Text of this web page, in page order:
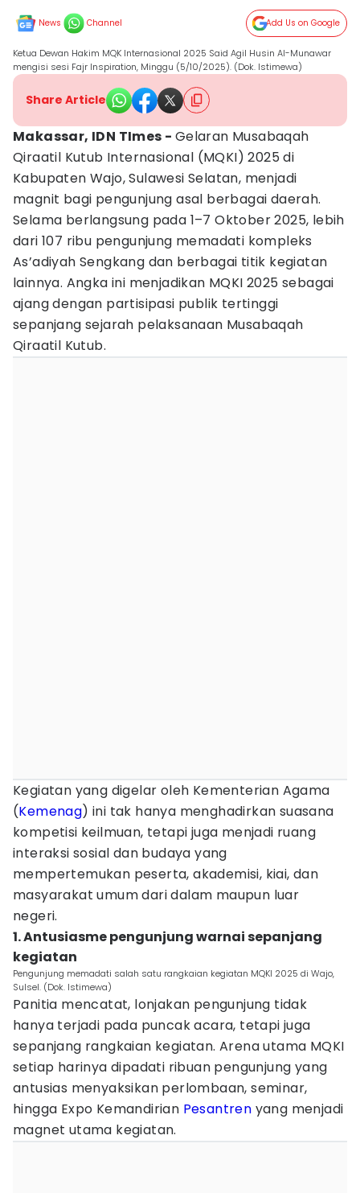
News Channel Add Us on Google
Ketua Dewan Hakim MQK Internasional 2025 Said Agil Husin Al-Munawar
mengisi sesi Fajr Inspiration, Minggu (5/10/2025). (Dok. Istimewa)
Share Article
Makassar, IDN TImes - Gelaran Musabaqah
Qiraatil Kutub Internasional (MQKI) 2025 di
Kabupaten Wajo, Sulawesi Selatan, menjadi
magnit bagi pengunjung asal berbagai daerah.
Selama berlangsung pada 1–7 Oktober 2025, lebih
dari 107 ribu pengunjung memadati kompleks
As’adiyah Sengkang dan berbagai titik kegiatan
lainnya. Angka ini menjadikan MQKI 2025 sebagai
ajang dengan partisipasi publik tertinggi
sepanjang sejarah pelaksanaan Musabaqah
Qiraatil Kutub.
Kegiatan yang digelar oleh Kementerian Agama
(Kemenag) ini tak hanya menghadirkan suasana
kompetisi keilmuan, tetapi juga menjadi ruang
interaksi sosial dan budaya yang
mempertemukan peserta, akademisi, kiai, dan
masyarakat umum dari dalam maupun luar
negeri.
1. Antusiasme pengunjung warnai sepanjang
kegiatan
Pengunjung memadati salah satu rangkaian kegiatan MQKI 2025 di Wajo,
Sulsel. (Dok. Istimewa)
Panitia mencatat, lonjakan pengunjung tidak
hanya terjadi pada puncak acara, tetapi juga
sepanjang rangkaian kegiatan. Arena utama MQKI
setiap harinya dipadati ribuan pengunjung yang
antusias menyaksikan perlombaan, seminar,
hingga Expo Kemandirian Pesantren yang menjadi
magnet utama kegiatan.